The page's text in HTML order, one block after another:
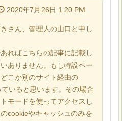
2020年7月26日 1:20 PM
さん、管理人の山口と申し
ればこちらの記事に記載し
ありません。もし特設ペー
こか別のサイト経由の
いると思います。その場合
モードを使ってアクセスし
cookieやキャッシュのみを